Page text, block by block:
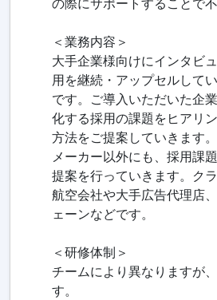
の際にサポートすることで
＜業務内容＞
大手企業様向けにインタビ
用を継続・アップセルして
です。ご導入いただいた企
化する採用の課題をヒアリ
方法をご提案していきます
メーカー以外にも、採用課
提案を行っていきます。ク
航空会社や大手広告代理店
ェーンなどです。
＜研修体制＞
チームにより異なりますが
す。